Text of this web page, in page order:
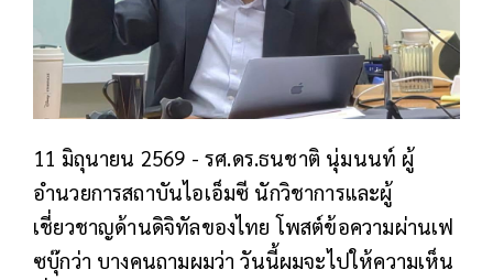
11 มิถุนายน 2569 - รศ.ดร.ธนชาติ นุ่มนนท์ ผู้
อำนวยการสถาบันไอเอ็มซี นักวิชาการและผู้
เชี่ยวชาญด้านดิจิทัลของไทย โพสต์ข้อความผ่านเฟ
ซบุ๊กว่า บางคนถามผมว่า วันนี้ผมจะไปให้ความเห็น